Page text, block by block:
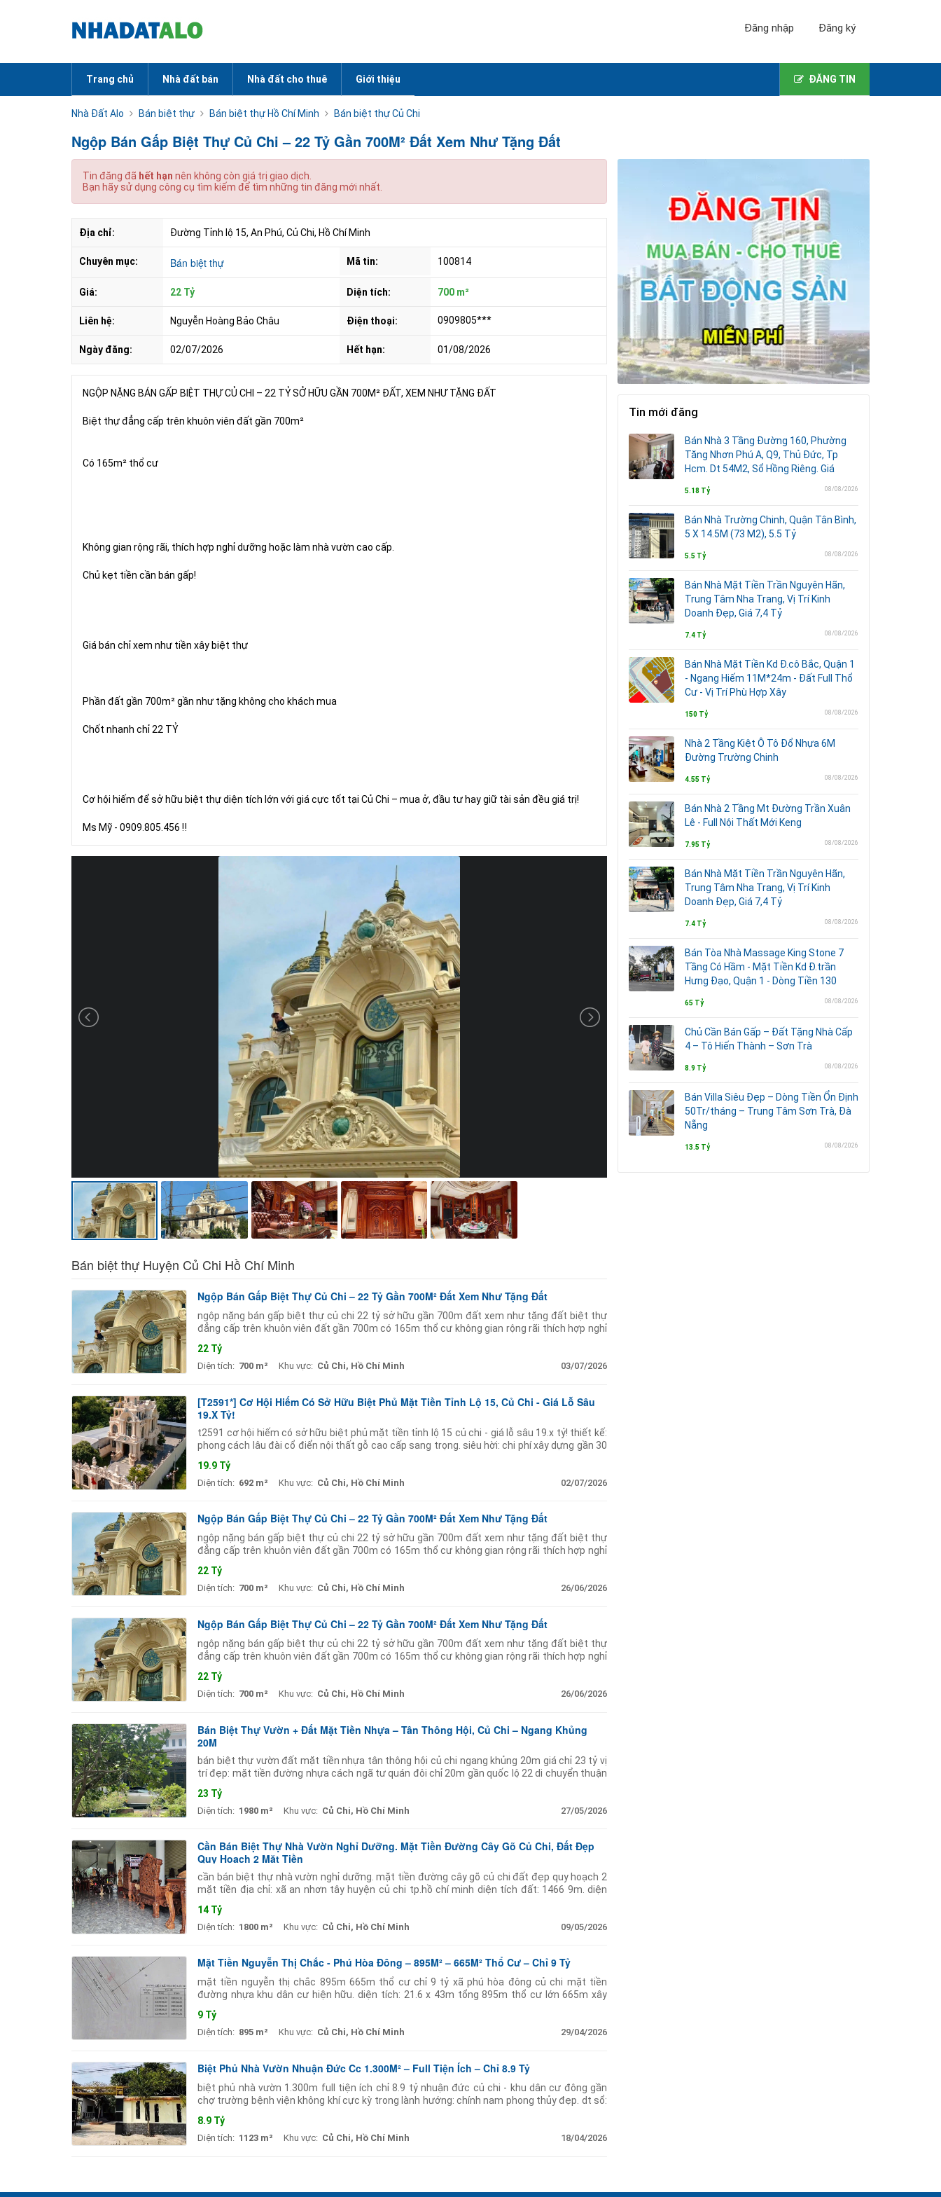
Đăng nhập Đăng ký
Trang chủ Nhà đất bán Nhà đất cho thuê Giới thiệu ĐĂNG TIN
Nhà Đất Alo Bán biệt thự Bán biệt thự Hồ Chí Minh Bán biệt thự Củ Chi
Ngộp Bán Gấp Biệt Thự Củ Chi – 22 Tỷ Gần 700M² Đất Xem Như Tặng Đất
Tin đăng đã hết hạn nên không còn giá trị giao dịch.
Bạn hãy sử dụng công cụ tìm kiếm để tìm những tin đăng mới nhất.
Địa chỉ: Đường Tỉnh lộ 15, An Phú, Củ Chi, Hồ Chí Minh
Chuyên mục: Bán biệt thự Mã tin: 100814
Giá: 22 Tỷ Diện tích: 700 m²
Liên hệ: Nguyễn Hoàng Bảo Châu Điện thoại: 0909805***
Ngày đăng: 02/07/2026 Hết hạn: 01/08/2026
NGỘP NẶNG BÁN GẤP BIỆT THỰ CỦ CHI – 22 TỶ SỞ HỮU GẦN 700M² ĐẤT, XEM NHƯ TẶNG ĐẤT
Biệt thự đẳng cấp trên khuôn viên đất gần 700m²
Có 165m² thổ cư
Không gian rộng rãi, thích hợp nghỉ dưỡng hoặc làm nhà vườn cao cấp.
Chủ kẹt tiền cần bán gấp!
Giá bán chỉ xem như tiền xây biệt thự
Phần đất gần 700m² gần như tặng không cho khách mua
Chốt nhanh chỉ 22 TỶ
Cơ hội hiếm để sở hữu biệt thự diện tích lớn với giá cực tốt tại Củ Chi – mua ở, đầu tư hay giữ tài sản đều giá trị!
Ms Mỹ - 0909.805.456 ‼️
Bán biệt thự Huyện Củ Chi Hồ Chí Minh
Ngộp Bán Gấp Biệt Thự Củ Chi – 22 Tỷ Gần 700M² Đất Xem Như Tặng Đất
ngộp nặng bán gấp biệt thự củ chi 22 tỷ sở hữu gần 700m đất xem như tặng đất biệt thự
đẳng cấp trên khuôn viên đất gần 700m có 165m thổ cư không gian rộng rãi thích hợp nghỉ
22 Tỷ
Diện tích: 700 m² Khu vực: Củ Chi, Hồ Chí Minh 03/07/2026
[T2591*] Cơ Hội Hiếm Có Sở Hữu Biệt Phủ Mặt Tiền Tỉnh Lộ 15, Củ Chi - Giá Lỗ Sâu
19.X Tỷ!
t2591 cơ hội hiếm có sở hữu biệt phủ mặt tiền tỉnh lộ 15 củ chi - giá lỗ sâu 19.x tỷ! thiết kế:
phong cách lâu đài cổ điển nội thất gỗ cao cấp sang trọng. siêu hời: chi phí xây dựng gần 30
19.9 Tỷ
Diện tích: 692 m² Khu vực: Củ Chi, Hồ Chí Minh 02/07/2026
Ngộp Bán Gấp Biệt Thự Củ Chi – 22 Tỷ Gần 700M² Đất Xem Như Tặng Đất
ngộp nặng bán gấp biệt thự củ chi 22 tỷ sở hữu gần 700m đất xem như tặng đất biệt thự
đẳng cấp trên khuôn viên đất gần 700m có 165m thổ cư không gian rộng rãi thích hợp nghỉ
22 Tỷ
Diện tích: 700 m² Khu vực: Củ Chi, Hồ Chí Minh 26/06/2026
Ngộp Bán Gấp Biệt Thự Củ Chi – 22 Tỷ Gần 700M² Đất Xem Như Tặng Đất
ngộp nặng bán gấp biệt thự củ chi 22 tỷ sở hữu gần 700m đất xem như tặng đất biệt thự
đẳng cấp trên khuôn viên đất gần 700m có 165m thổ cư không gian rộng rãi thích hợp nghỉ
22 Tỷ
Diện tích: 700 m² Khu vực: Củ Chi, Hồ Chí Minh 26/06/2026
Bán Biệt Thự Vườn + Đất Mặt Tiền Nhựa – Tân Thông Hội, Củ Chi – Ngang Khủng
20M
bán biệt thự vườn đất mặt tiền nhựa tân thông hội củ chi ngang khủng 20m giá chỉ 23 tỷ vị
trí đẹp: mặt tiền đường nhựa cách ngã tư quán đôi chỉ 20m gần quốc lộ 22 di chuyển thuận
23 Tỷ
Diện tích: 1980 m² Khu vực: Củ Chi, Hồ Chí Minh 27/05/2026
Cần Bán Biệt Thự Nhà Vườn Nghỉ Dưỡng. Mặt Tiền Đường Cây Gõ Củ Chi, Đất Đẹp
Quy Hoạch 2 Mặt Tiền
cần bán biệt thự nhà vườn nghỉ dưỡng. mặt tiền đường cây gõ củ chi đất đẹp quy hoạch 2
mặt tiền địa chỉ: xã an nhơn tây huyện củ chi tp.hồ chí minh diện tích đất: 1466 9m. diện
14 Tỷ
Diện tích: 1800 m² Khu vực: Củ Chi, Hồ Chí Minh 09/05/2026
Mặt Tiền Nguyễn Thị Chắc - Phú Hòa Đông – 895M² – 665M² Thổ Cư – Chỉ 9 Tỷ
mặt tiền nguyễn thị chắc 895m 665m thổ cư chỉ 9 tỷ xã phú hòa đông củ chi mặt tiền
đường nhựa khu dân cư hiện hữu. diện tích: 21.6 x 43m tổng 895m thổ cư lớn 665m xây
9 Tỷ
Diện tích: 895 m² Khu vực: Củ Chi, Hồ Chí Minh 29/04/2026
Biệt Phủ Nhà Vườn Nhuận Đức Cc 1.300M² – Full Tiện Ích – Chỉ 8.9 Tỷ
biệt phủ nhà vườn 1.300m full tiện ích chỉ 8.9 tỷ nhuận đức củ chi - khu dân cư đông gần
chợ trường bệnh viện không khí cực kỳ trong lành hướng: chính nam phong thủy đẹp. dt sổ:
8.9 Tỷ
Diện tích: 1123 m² Khu vực: Củ Chi, Hồ Chí Minh 18/04/2026
Tin mới đăng
Bán Nhà 3 Tầng Đường 160, Phường
Tăng Nhơn Phú A, Q9, Thủ Đức, Tp
Hcm. Dt 54M2, Sổ Hồng Riêng. Giá
5.18 Tỷ 08/08/2026
Bán Nhà Trường Chinh, Quận Tân Bình,
5 X 14.5M (73 M2), 5.5 Tỷ
5.5 Tỷ 08/08/2026
Bán Nhà Mặt Tiền Trần Nguyên Hãn,
Trung Tâm Nha Trang, Vị Trí Kinh
Doanh Đẹp, Giá 7,4 Tỷ
7.4 Tỷ 08/08/2026
Bán Nhà Mặt Tiền Kd Đ.cô Bắc, Quận 1
- Ngang Hiếm 11M*24m - Đất Full Thổ
Cư - Vị Trí Phù Hợp Xây
150 Tỷ 08/08/2026
Nhà 2 Tầng Kiệt Ô Tô Đổ Nhựa 6M
Đường Trường Chinh
4.55 Tỷ 08/08/2026
Bán Nhà 2 Tầng Mt Đường Trần Xuân
Lê - Full Nội Thất Mới Keng
7.95 Tỷ 08/08/2026
Bán Nhà Mặt Tiền Trần Nguyên Hãn,
Trung Tâm Nha Trang, Vị Trí Kinh
Doanh Đẹp, Giá 7,4 Tỷ
7.4 Tỷ 08/08/2026
Bán Tòa Nhà Massage King Stone 7
Tầng Có Hầm - Mặt Tiền Kd Đ.trần
Hưng Đạo, Quận 1 - Dòng Tiền 130
65 Tỷ 08/08/2026
Chủ Cần Bán Gấp – Đất Tặng Nhà Cấp
4 – Tô Hiến Thành – Sơn Trà
8.9 Tỷ 08/08/2026
Bán Villa Siêu Đẹp – Dòng Tiền Ổn Định
50Tr/tháng – Trung Tâm Sơn Trà, Đà
Nẵng
13.5 Tỷ 08/08/2026